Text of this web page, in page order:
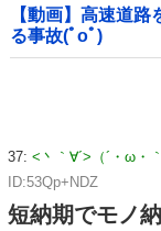
【動画】高速道
る事故(ﾟoﾟ)
37: <丶｀∀´>（´・ω
ID:53Qp+NDZ
短納期でモノ